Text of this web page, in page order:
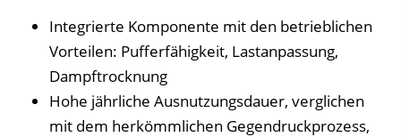
Integrierte Komponente mit den betrieblichen
Vorteilen: Pufferfähigkeit, Lastanpassung,
Dampftrocknung
Hohe jährliche Ausnutzungsdauer, verglichen
mit dem herkömmlichen Gegendruckprozess,